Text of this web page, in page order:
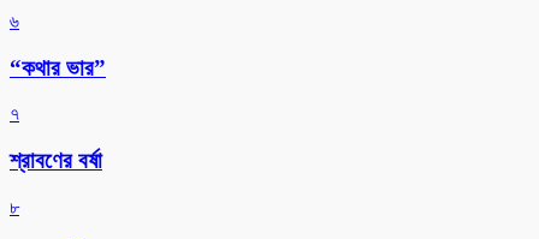
৬
“কথার ভার”
৭
শ্রাবণের বর্ষা
৮